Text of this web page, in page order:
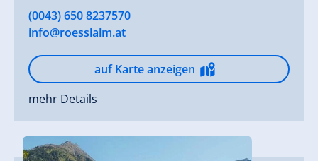
(0043) 650 8237570
info@roesslalm.at
auf Karte anzeigen
mehr Details